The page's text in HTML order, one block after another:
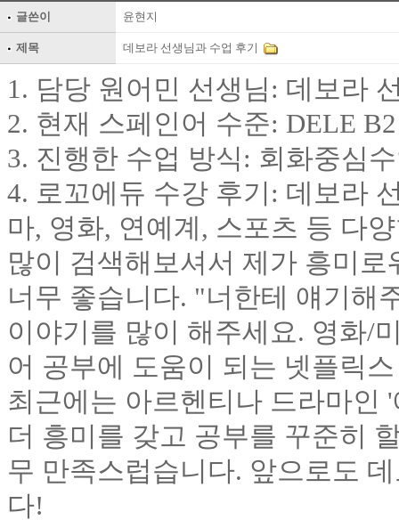
글쓴이 윤현지
제목 데보라 선생님과 수업 후기
1. 담당 원어민 선생님: 데보라
2. 현재 스페인어 수준: DELE B2
3. 진행한 수업 방식: 회화중심
4. 로꼬에듀 수강 후기: 데보라
마, 영화, 연예계, 스포츠 등 다
많이 검색해보셔서 제가 흥미
너무 좋습니다. "너한테 얘기해
이야기를 많이 해주세요. 영화/
어 공부에 도움이 되는 넷플릭
최근에는 아르헨티나 드라마인
더 흥미를 갖고 공부를 꾸준히
무 만족스럽습니다. 앞으로도
다!